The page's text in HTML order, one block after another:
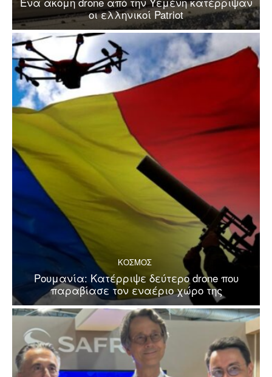
οι ελληνικοί Patriot
ΚΟΣΜΟΣ
Ρουμανία: Κατέρριψε δεύτερο drone που
παραβίασε τον εναέριο χώρο της